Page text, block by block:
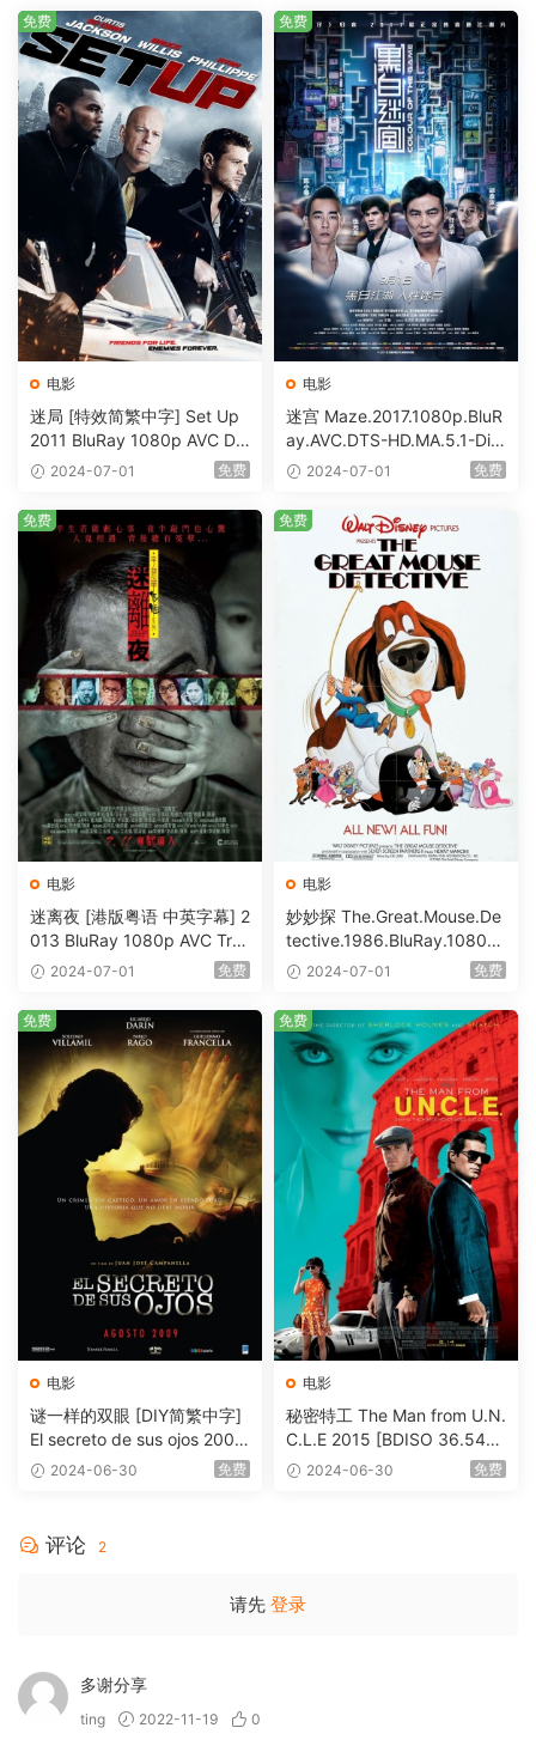
电影
迷局 [特效简繁中字] Set Up
2011 BluRay 1080p AVC DT
S-HD MA5.1-shhaclm@CHD
2024-07-01 免费
免费
电影
迷宫 Maze.2017.1080p.BluR
ay.AVC.DTS-HD.MA.5.1-DiY
@HDHome [BDISO 19.7GB]
2024-07-01 免费
免费
电影
迷离夜 [港版粤语 中英字幕] 2
013 BluRay 1080p AVC Tru
eHD5.1 [BDISO 22.64GB]
2024-07-01 免费
免费
电影
妙妙探 The.Great.Mouse.De
tective.1986.BluRay.1080p.
AVC.DTS-HD.MA.5.1-HDHo
2024-07-01 免费
免费
电影
谜一样的双眼 [DIY简繁中字]
El secreto de sus ojos 2009
1080p Blu-ray AVC DTS-HD
2024-06-30 免费
免费
电影
秘密特工 The Man from U.N.
C.L.E 2015 [BDISO 36.54G
B] 2024-06-30 免费
免费
评论 2
请先 登录
多谢分享
ting 2022-11-19 0